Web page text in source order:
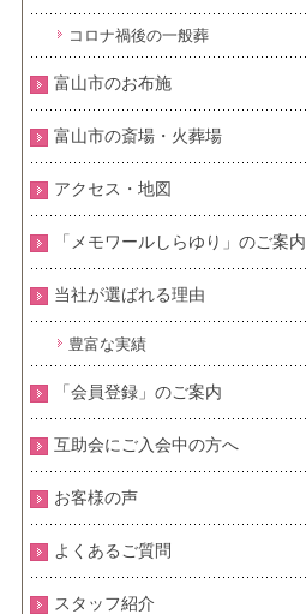
コロナ禍後の一般葬
富山市のお布施
富山市の斎場・火葬場
アクセス・地図
「メモワールしらゆり」のご案内
当社が選ばれる理由
豊富な実績
「会員登録」のご案内
互助会にご入会中の方へ
お客様の声
よくあるご質問
スタッフ紹介